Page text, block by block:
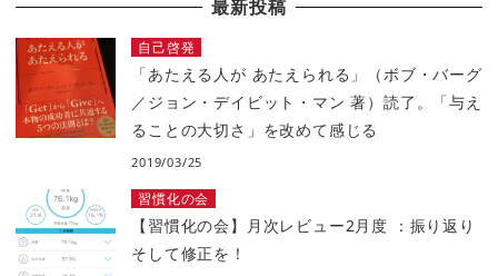
最新投稿
自己啓発
「あたえる人が あたえられる」（ボブ・バーグ
／ジョン・デイビット・マン 著）読了。「与え
ることの大切さ」を改めて感じる
2019/03/25
習慣化の会
【習慣化の会】月次レビュー2月度 ：振り返り
そして修正を！